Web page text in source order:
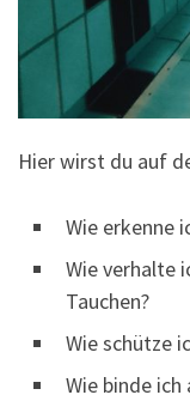
Hier wirst du auf
Wie erkenne
Wie verhalte
Tauchen?
Wie schütze
Wie binde ich